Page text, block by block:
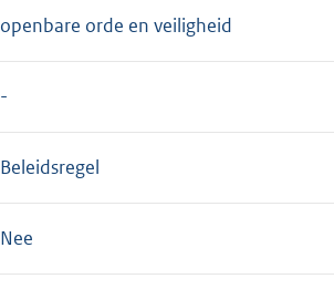
openbare orde en veiligheid
Beleidsregel
Nee